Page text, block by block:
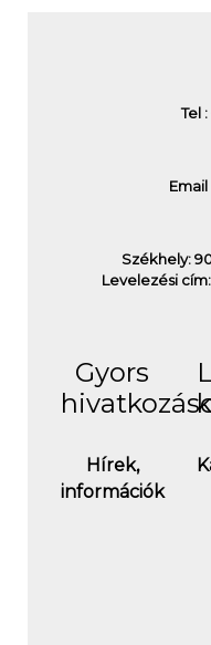
Tel
Székhely:
Levelezési
Gyors
Hírek,
információk